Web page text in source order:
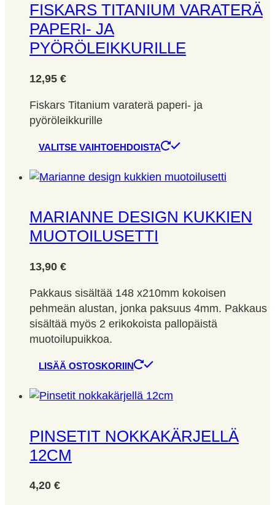
FISKARS TITANIUM VARATERÄ
PAPERI- JA
PYÖRÖLEIKKURILLE
12,95 €
Fiskars Titanium varaterä paperi- ja
pyöröleikkurille
VALITSE VAIHTOEHDOISTA
on
Voit
MARIANNE DESIGN KUKKIEN
MUOTOILUSETTI
13,90 €
Pakkaus sisältää 148 x210mm kokoisen
pehmeän alustan, jonka paksuus 4mm. Pakkaus
sisältää myös 2 erikokoista pallopäistä
muotoilupuikkoa.
LISÄÄ OSTOSKORIIN
PINSETIT NOKKAKÄRJELLÄ
12CM
4,20 €